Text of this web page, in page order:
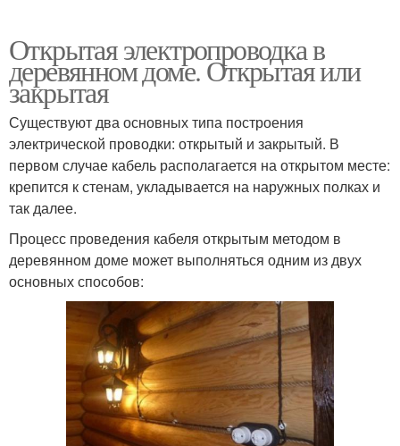
Открытая электропроводка в
деревянном доме. Открытая или
закрытая
Существуют два основных типа построения
электрической проводки: открытый и закрытый. В
первом случае кабель располагается на открытом месте:
крепится к стенам, укладывается на наружных полках и
так далее.
Процесс проведения кабеля открытым методом в
деревянном доме может выполняться одним из двух
основных способов: